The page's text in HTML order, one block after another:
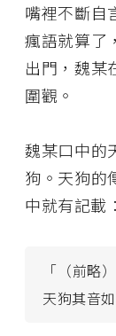
嘴裡不斷自
瘋語就算了
出門，魏某
圍觀。
魏某口中
狗。天狗的
中就有記載：
「（前略
天狗其音